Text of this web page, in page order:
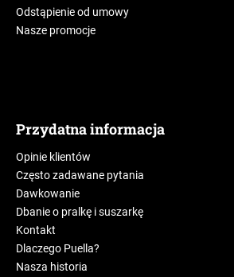
Odstąpienie od umowy
Nasze promocje
Przydatna informacja
Opinie klientów
Często zadawane pytania
Dawkowanie
Dbanie o pralkę i suszarkę
Kontakt
Dlaczego Puella?
Nasza historia